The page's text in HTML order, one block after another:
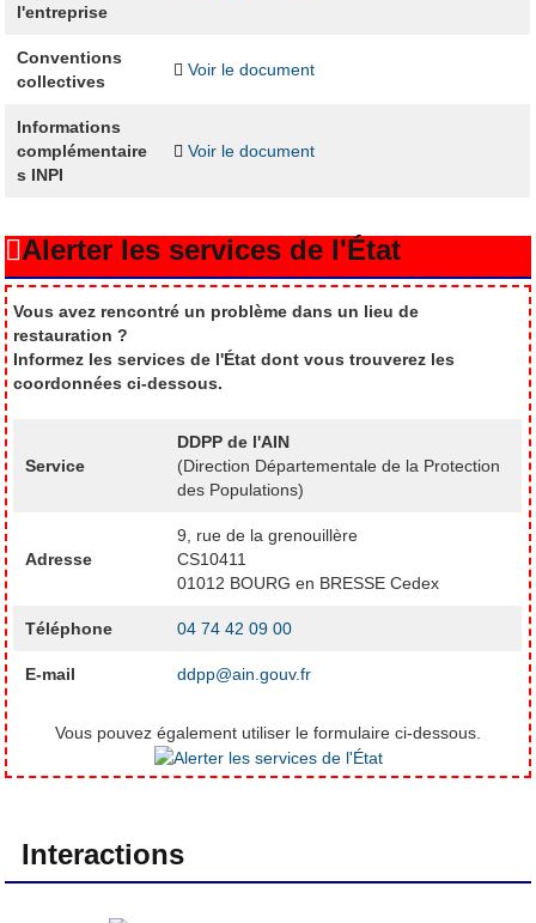
l'entreprise
Conventions
collectives
Voir le document
Informations
complémentaire
s INPI
Voir le document
Alerter les services de l'État
Vous avez rencontré un problème dans un lieu de
restauration ?
Informez les services de l'État dont vous trouverez les
coordonnées ci-dessous.
Service
DDPP de l'AIN
(Direction Départementale de la Protection
des Populations)
Adresse
9, rue de la grenouillère
CS10411
01012 BOURG en BRESSE Cedex
Téléphone 04 74 42 09 00
E-mail ddpp@ain.gouv.fr
Vous pouvez également utiliser le formulaire ci-dessous.
Interactions